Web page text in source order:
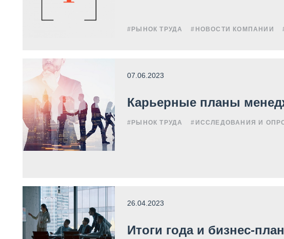
#РЫНОК ТРУДА #НОВОСТИ КОМПАНИИ
07.06.2023
Карьерные планы
#РЫНОК ТРУДА #ИССЛЕДОВАНИЯ И
26.04.2023
Итоги года и бизнес-